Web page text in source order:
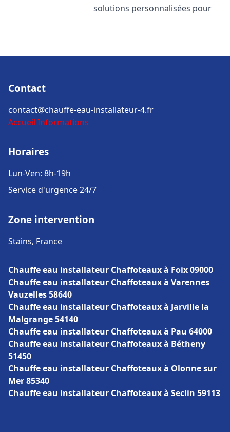
solutions personnalisées pour
Contact
contact@chauffe-eau-installateur-4.fr
Accueil Informations
Horaires
Lun-Ven: 8h-19h
Service d'urgence 24/7
Zone intervention
Stains, France
Chauffe eau installateur Chaffoteaux à Foix 09000
Chauffe eau installateur Chaffoteaux à Varennes
Vauzelles 58640
Chauffe eau installateur Chaffoteaux à Jarville la
Malgrange 54140
Chauffe eau installateur Chaffoteaux à Pau 64000
Chauffe eau installateur Chaffoteaux à Bétheny
51450
Chauffe eau installateur Chaffoteaux à Olonne sur
Mer 85340
Chauffe eau installateur Chaffoteaux à Seclin 59113